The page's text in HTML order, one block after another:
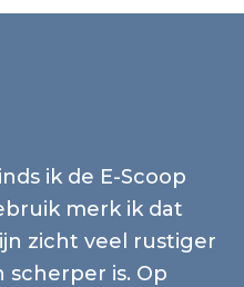
ik de E-Scoop
merk ik dat
zicht veel rustiger
scherper is. Op